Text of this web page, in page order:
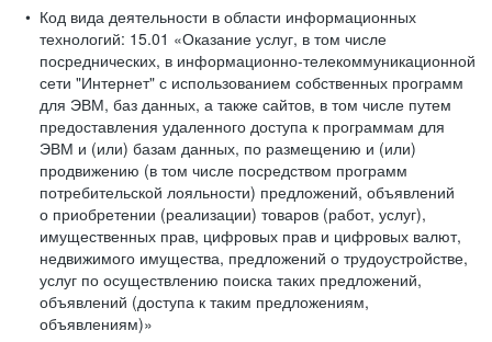
Код вида деятельности в области информационных
технологий: 15.01 «Оказание услуг, в том числе
посреднических, в информационно-телекоммуникационной
сети "Интернет" с использованием собственных программ
для ЭВМ, баз данных, а также сайтов, в том числе путем
предоставления удаленного доступа к программам для
ЭВМ и (или) базам данных, по размещению и (или)
продвижению (в том числе посредством программ
потребительской лояльности) предложений, объявлений
о приобретении (реализации) товаров (работ, услуг),
имущественных прав, цифровых прав и цифровых валют,
недвижимого имущества, предложений о трудоустройстве,
услуг по осуществлению поиска таких предложений,
объявлений (доступа к таким предложениям,
объявлениям)»